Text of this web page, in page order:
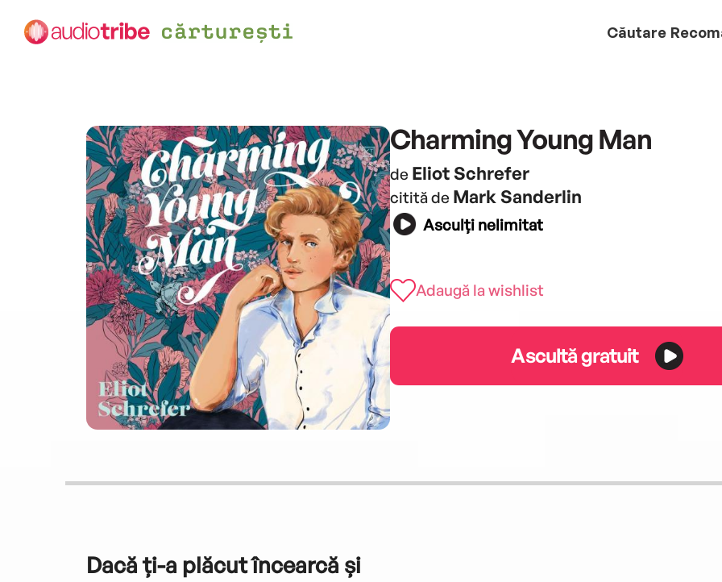
Căutare
Charming Young Man
de Eliot Schrefer
citită de Mark Sanderlin
Asculți nelimitat
Adaugă la wishlist
Ascultă gratuit
Dacă ți-a plăcut încearcă și